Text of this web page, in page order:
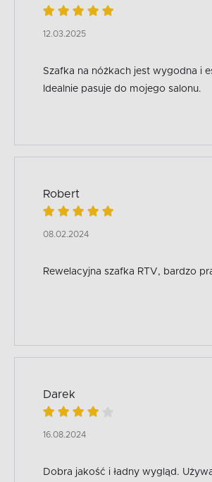
12.03.2025
Szafka na nóżkach jest wygodna i
Idealnie pasuje do mojego salonu.
Robert
08.02.2024
Rewelacyjna szafka RTV, bardzo
Darek
16.08.2024
Dobra jakość i ładny wygląd.